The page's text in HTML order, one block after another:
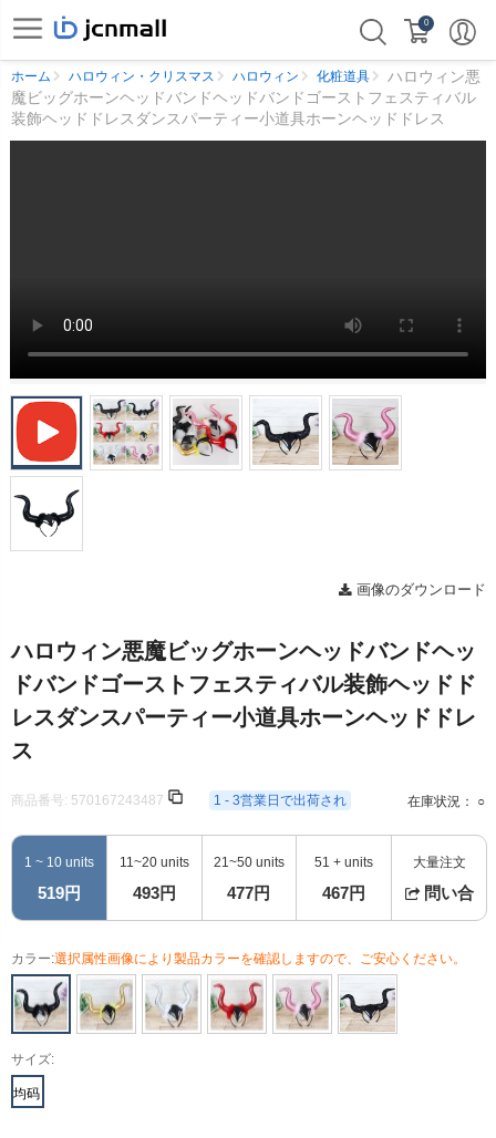
0
ホーム ハロウィン・クリスマス ハロウィン 化粧道具
ハロウィン悪
魔ビッグホーンヘッドバンドヘッドバンドゴーストフェスティバル
装飾ヘッドドレスダンスパーティー小道具ホーンヘッドドレス
画像のダウンロード
ハロウィン悪魔ビッグホーンヘッドバンドヘッ
ドバンドゴーストフェスティバル装飾ヘッドド
レスダンスパーティー小道具ホーンヘッドドレ
ス
商品番号: 570167243487 1 - 3営業日で出荷され 在庫状況： ○
1 ~ 10 units
519円
11~20 units
493円
21~50 units
477円
51 + units
467円
大量注文
問い合
カラー:選択属性画像により製品カラーを確認しますので、ご安心ください。
サイズ:
均码